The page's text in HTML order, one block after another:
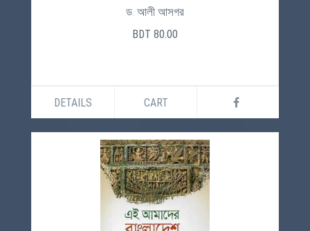
ড. আলী আসগর
BDT 80.00
DETAILS CART